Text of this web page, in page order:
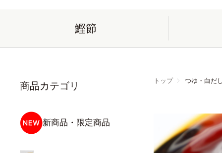
鰹節
商品カテゴリ
新商品・限定商品
トップ つゆ・白だ